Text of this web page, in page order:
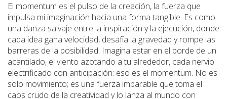
El momentum es el pulso de la creación, la fuerza que
impulsa mi imaginación hacia una forma tangible. Es como
una danza salvaje entre la inspiración y la ejecución, donde
cada idea gana velocidad, desafía la gravedad y rompe las
barreras de la posibilidad. Imagina estar en el borde de un
acantilado, el viento azotando a tu alrededor, cada nervio
electrificado con anticipación: eso es el momentum. No es
solo movimiento; es una fuerza imparable que toma el
caos crudo de la creatividad y lo lanza al mundo con